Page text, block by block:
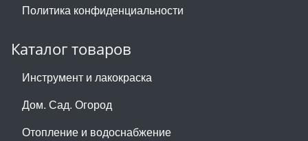
Политика конфиденциальности
Каталог товаров
Инструмент и лакокраска
Дом. Сад. Огород
Отопление и водоснабжение